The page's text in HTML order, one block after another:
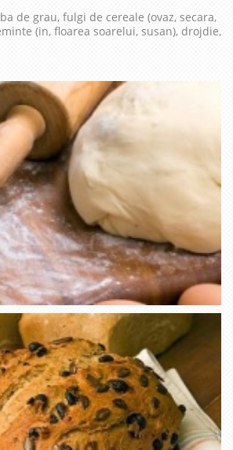
de grau, fulgi de cereale (ovaz, secara,
(in, floarea soarelui, susan), drojdie,